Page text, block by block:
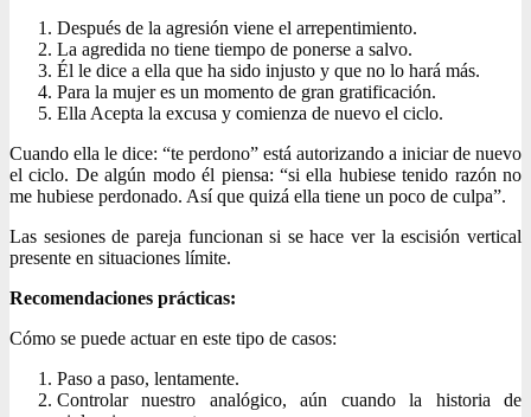
Después de la agresión viene el arrepentimiento.
La agredida no tiene tiempo de ponerse a salvo.
Él le dice a ella que ha sido injusto y que no lo hará más.
Para la mujer es un momento de gran gratificación.
Ella Acepta la excusa y comienza de nuevo el ciclo.
Cuando ella le dice: “te perdono” está autorizando a iniciar de nuevo
el ciclo. De algún modo él piensa: “si ella hubiese tenido razón no
me hubiese perdonado. Así que quizá ella tiene un poco de culpa”.
Las sesiones de pareja funcionan si se hace ver la escisión vertical
presente en situaciones límite.
Recomendaciones prácticas:
Cómo se puede actuar en este tipo de casos:
Paso a paso, lentamente.
Controlar nuestro analógico, aún cuando la historia de